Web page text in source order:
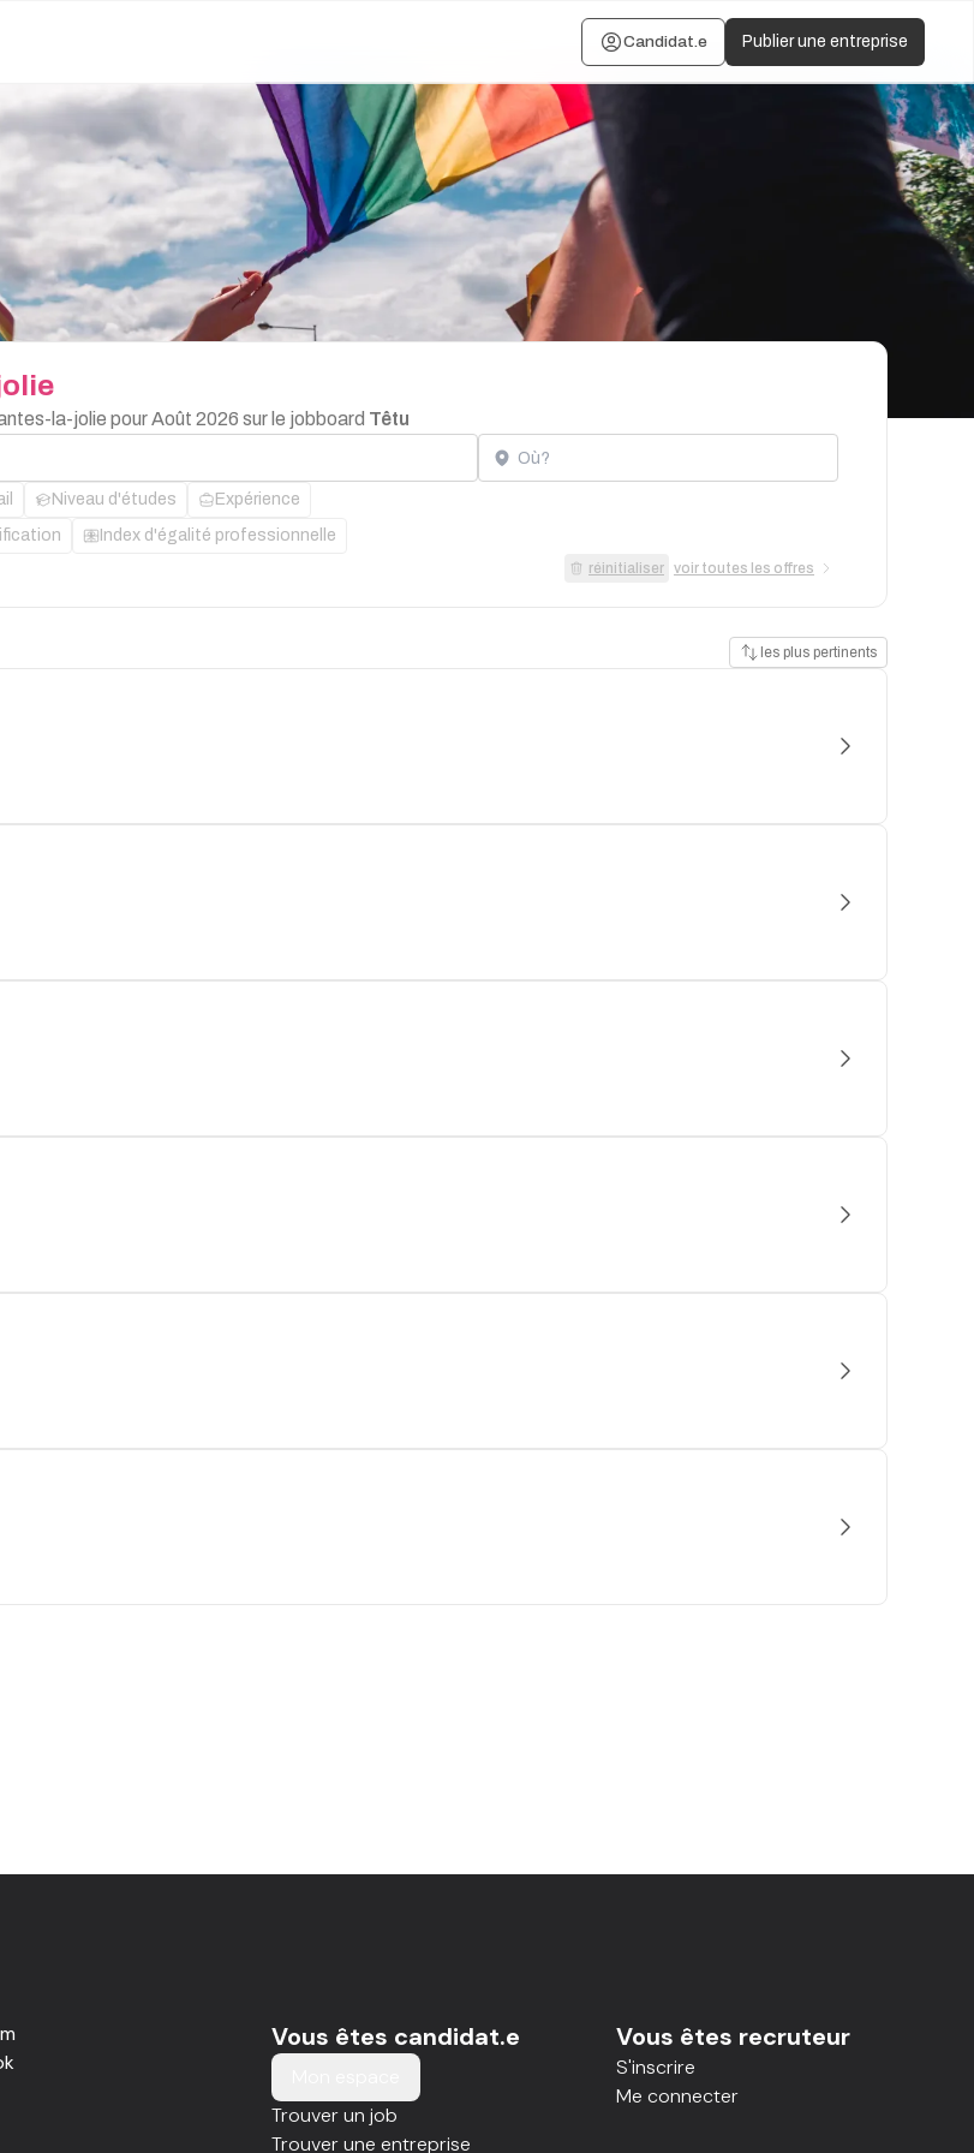
Candidat.e Publier une entreprise
la-jolie pour Août 2026 sur le jobboard Têtu
Localisation
Niveau d'études Expérience
Index d'égalité professionnelle
réinitialiser voir toutes les offres
les plus pertinents
Vous êtes candidat.e
Trouver un job
Trouver une entreprise
Vous êtes recruteur
S'inscrire
Me connecter